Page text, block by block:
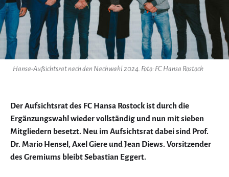
Hansa-Aufsichtsrat nach den Nachwahl 2024. Foto: FC Hansa Rostock
Der Aufsichtsrat des FC Hansa Rostock ist durch die
Ergänzungswahl wieder vollständig und nun mit sieben
Mitgliedern besetzt. Neu im Aufsichtsrat dabei sind Prof.
Dr. Mario Hensel, Axel Giere und Jean Diews. Vorsitzender
des Gremiums bleibt Sebastian Eggert.